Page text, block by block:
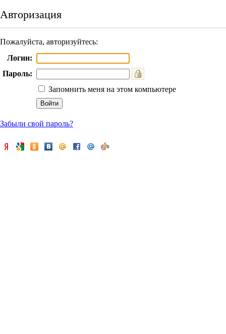
Авторизация
Пожалуйста, авторизуйтесь:
Логин:
Пароль:
Запомнить меня на этом компьютере
Забыли свой пароль?